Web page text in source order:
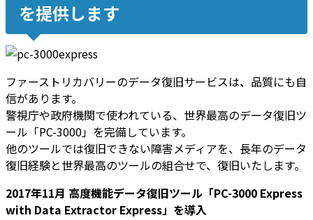
を提供します
ファーストリカバリーのデータ復旧サービスは、品質にも自
信があります。
警視庁や政府機関で使われている、世界最高のデータ復旧ツ
ール「PC-3000」を完備しています。
他のツールでは復旧できない障害メディアを、長年のデータ
復旧経験と世界最高のツールの組合せで、復旧いたします。
2017年11月 高度機能データ復旧ツール「PC-3000 Express
with Data Extractor Express」を導入